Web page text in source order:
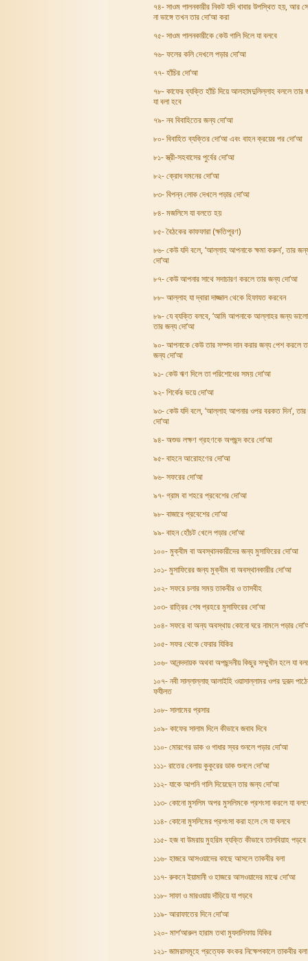
৭৪- সাওম পালনকারীর নিকট যদি খাবার উপস্থিত হয়, আর
না ভাঙ্গে তখন তার দো‘আ করা
৭৫- সাওম পালনকারীকে কেউ গালি দিলে যা বলবে
৭৬- ফলের কলি দেখলে পড়ার দো‘আ
৭৭- হাঁচির দো‘আ
৭৮- কাফের ব্যক্তি হাঁচি দিয়ে আলহামদুলিল্লাহ বললে তার
যা বলা হবে
৭৯- নব বিবাহিতের জন্য দো‘আ
৮০- বিবাহিত ব্যক্তির দো‘আ এবং বাহন ক্রয়ের পর দো‘আ
৮১- স্ত্রী-সহবাসের পুর্বের দো‘আ
৮২- ক্রোধ দমনের দো‘আ
৮৩- বিপন্ন লোক দেখলে পড়ার দো‘আ
৮৪- মজলিসে যা বলতে হয়
৮৫- বৈঠকের কাফফারা (ক্ষতিপূরণ)
৮৬- কেউ যদি বলে, ‘আল্লাহ আপনাকে ক্ষমা করুন’, তার
দো‘আ
৮৭- কেউ আপনার সাথে সদাচারণ করলে তার জন্য দো‘আ
৮৮- আল্লাহ যা দ্বারা দাজ্জাল থেকে হিফাযত করবেন
৮৯- যে ব্যক্তি বলবে, ‘আমি আপনাকে আল্লাহর জন্য
তার জন্য দো‘আ
৯০- আপনাকে কেউ তার সম্পদ দান করার জন্য পেশ করলে
জন্য দো‘আ
৯১- কেউ ঋণ দিলে তা পরিশোধের সময় দো‘আ
৯২- শির্কের ভয়ে দো‘আ
৯৩- কেউ যদি বলে, ‘আল্লাহ আপনার ওপর বরকত দিন’,
দো‘আ
৯৪- অশুভ লক্ষণ গ্রহণকে অপছন্দ করে দো‘আ
৯৫- বাহনে আরোহণের দো‘আ
৯৬- সফরের দো‘আ
৯৭- গ্রাম বা শহরে প্রবেশের দো‘আ
৯৮- বাজারে প্রবেশের দো‘আ
৯৯- বাহন হোঁচট খেলে পড়ার দো‘আ
১০০- মুক্বীম বা অবস্থানকারীদের জন্য মুসাফিরের দো‘আ
১০১- মুসাফিরের জন্য মুক্বীম বা অবস্থানকারীর দো‘আ
১০২- সফরে চলার সময় তাকবীর ও তাসবীহ
১০৩- রাত্রির শেষ প্রহরে মুসাফিরের দো‘আ
১০৪- সফরে বা অন্য অবস্থায় কোনো ঘরে নামলে পড়ার
১০৫- সফর থেকে ফেরার যিকির
১০৬- আনন্দদায়ক অথবা অপছন্দনীয় কিছুর সম্মুখীন হলে যা
১০৭- নবী সাল্লাল্লাহু আলাইহি ওয়াসাল্লামর ওপর দুরূদ
ফযীলত
১০৮- সালামের প্রসার
১০৯- কাফের সালাম দিলে কীভাবে জবাব দিবে
১১০- মোরগের ডাক ও গাধার স্বর শুনলে পড়ার দো‘আ
১১১- রাতের বেলায় কুকুরের ডাক শুনলে দো‘আ
১১২- যাকে আপনি গালি দিয়েছেন তার জন্য দো‘আ
১১৩- কোনো মুসলিম অপর মুসলিমকে প্রশংসা করলে যা
১১৪- কোনো মুসলিমের প্রশংসা করা হলে সে যা বলবে
১১৫- হজ বা উমরায় মুহরিম ব্যক্তি কীভাবে তালবিয়াহ পড়বে
১১৬- হাজরে আসওয়াদের কাছে আসলে তাকবীর বলা
১১৭- রুকনে ইয়ামানী ও হাজরে আসওয়াদের মাঝে দো‘আ
১১৮- সাফা ও মারওয়ায় দাঁড়িয়ে যা পড়বে
১১৯- আরাফাতের দিনে দো‘আ
১২০- মাশ‘আরুল হারাম তথা মুযদালিফায় যিকির
১২১- জামরাসমূহে প্রত্যেক কংকর নিক্ষেপকালে তাকবীর বলা